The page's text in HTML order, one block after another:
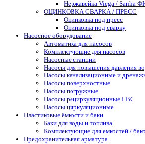
Нержавейка Viega / Sanha
ОЦИНКОВКА СВАРКА / ПРЕСС
Оцинковка под пресс
Оцинковка под сварку
Насосное оборудование
Автоматика для насосов
Комплектующие для насосов
Насосные станции
Насосы для повышения давления
Насосы канализационные и
Насосы поверхностные
Насосы погружные
Насосы рециркуляционные ГВС
Насосы циркуляционные
Пластиковые ёмкости и баки
Баки для воды и топлива
Комплектующие для емкостей /
Предохранительная арматура